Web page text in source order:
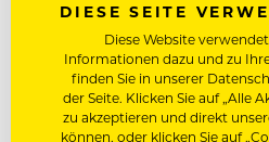
Tag des Bieres
hinter dem
DIESE SEITE
Diese Website
Informationen dazu und zu
finden Sie in unserer
der Seite. Klicken Sie auf „Alle
zu akzeptieren und direkt
können, oder klicken Sie auf